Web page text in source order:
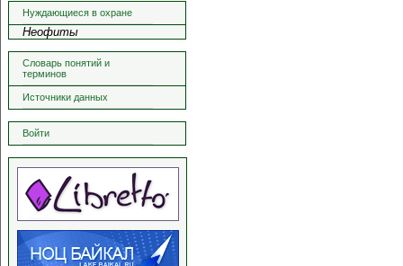
Нуждающиеся в охране
Неофиты
Словарь понятий и
терминов
Источники данных
Войти